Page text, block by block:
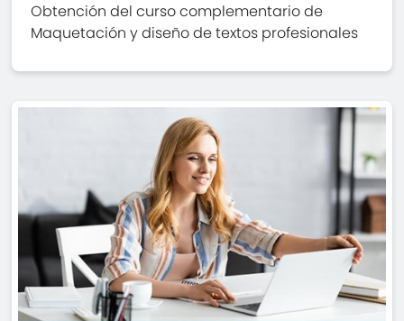
Obtención del curso complementario de
Maquetación y diseño de textos profesionales